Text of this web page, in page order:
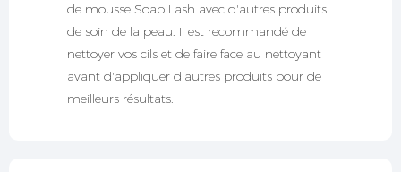
de mousse Soap Lash avec d'autres produits
de soin de la peau. Il est recommandé de
nettoyer vos cils et de faire face au nettoyant
avant d'appliquer d'autres produits pour de
meilleurs résultats.